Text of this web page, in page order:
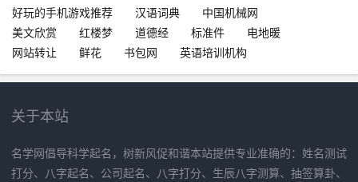
好玩的手机游戏推荐
汉语词典
中国机械网
美文欣赏
红楼梦 道德经 标准件
电地暖
网站转让
鲜花 书包网 英语培训机构
关于本站
名学网倡导科学起名，树新风促和谐本站提供专业准确的：姓名测试
打分、八字起名、公司起名、八字打分、生辰八字测算、抽签算卦、